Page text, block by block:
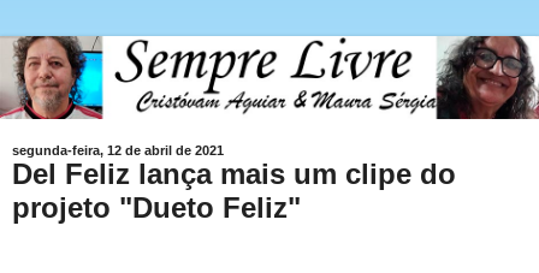
segunda-feira, 12 de abril de 2021
Del Feliz lança mais um clipe do
projeto "Dueto Feliz"